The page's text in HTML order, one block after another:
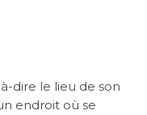
dire le lieu de son
endroit où se